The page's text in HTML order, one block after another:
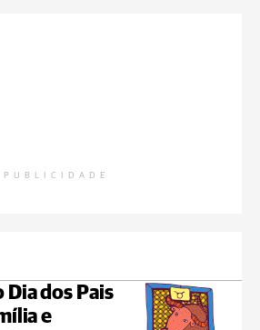
PUBLICIDADE
Dia dos Pais
e